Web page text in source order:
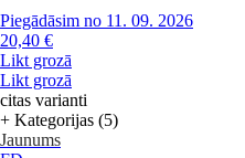
Piegādāsim no 11. 09. 2026
20,40 €
Likt grozā
Likt grozā
citas varianti
+ Kategorijas (5)
Jaunums